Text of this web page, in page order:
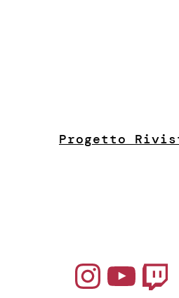
Progetto
Instagram YouTube Twitch